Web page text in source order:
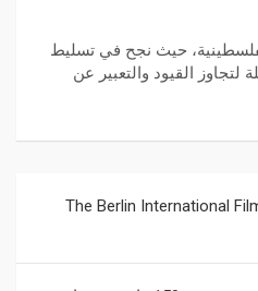
حيث نجح في تسليط
القيود والتعبير عن
The Berlin International